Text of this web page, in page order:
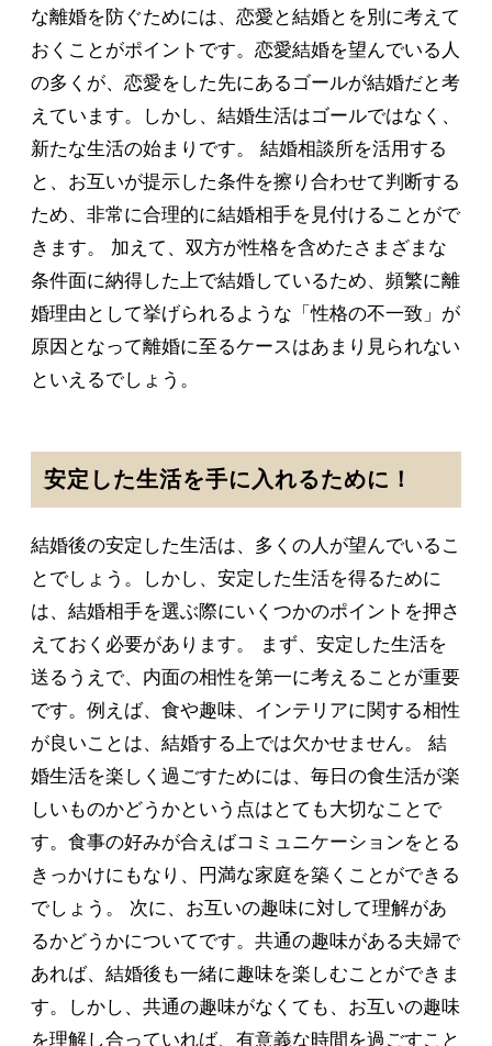
な離婚を防ぐためには、恋愛と結婚とを別に考えて
おくことがポイントです。恋愛結婚を望んでいる人
の多くが、恋愛をした先にあるゴールが結婚だと考
えています。しかし、結婚生活はゴールではなく、
新たな生活の始まりです。 結婚相談所を活用する
と、お互いが提示した条件を擦り合わせて判断する
ため、非常に合理的に結婚相手を見付けることがで
きます。 加えて、双方が性格を含めたさまざまな
条件面に納得した上で結婚しているため、頻繁に離
婚理由として挙げられるような「性格の不一致」が
原因となって離婚に至るケースはあまり見られない
といえるでしょう。
安定した生活を手に入れるために！
結婚後の安定した生活は、多くの人が望んでいるこ
とでしょう。しかし、安定した生活を得るために
は、結婚相手を選ぶ際にいくつかのポイントを押さ
えておく必要があります。 まず、安定した生活を
送るうえで、内面の相性を第一に考えることが重要
です。例えば、食や趣味、インテリアに関する相性
が良いことは、結婚する上では欠かせません。 結
婚生活を楽しく過ごすためには、毎日の食生活が楽
しいものかどうかという点はとても大切なことで
す。食事の好みが合えばコミュニケーションをとる
きっかけにもなり、円満な家庭を築くことができる
でしょう。 次に、お互いの趣味に対して理解があ
るかどうかについてです。共通の趣味がある夫婦で
あれば、結婚後も一緒に趣味を楽しむことができま
す。しかし、共通の趣味がなくても、お互いの趣味
を理解し合っていれば、有意義な時間を過ごすこと